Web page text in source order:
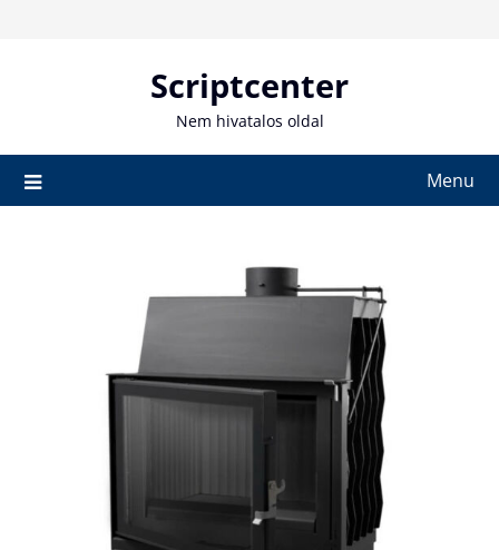
Scriptcenter
Nem hivatalos oldal
Menu